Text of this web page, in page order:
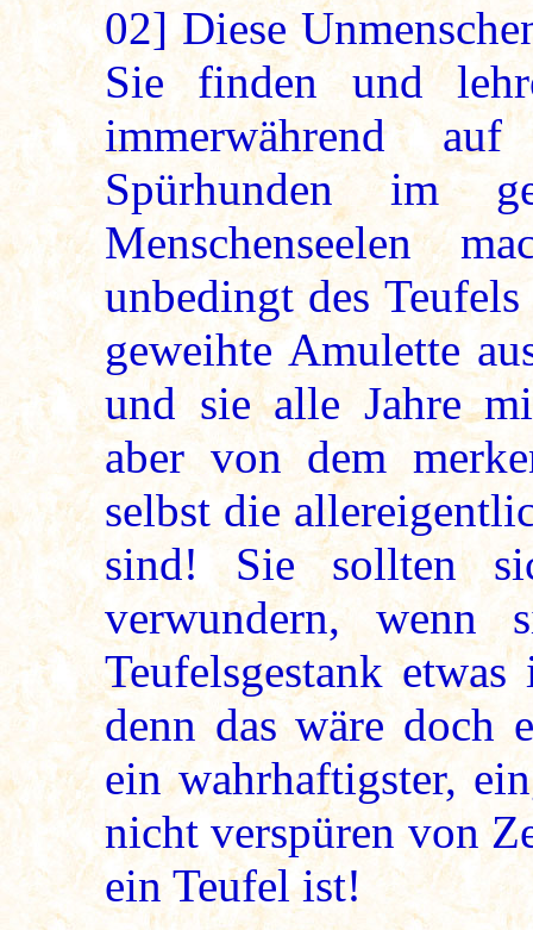
02] Diese
Sie finden und
immerwährend
Spürhunden im
Menschenseelen
unbedingt des
geweihte Amulette
und sie alle Jahre
aber von dem
selbst die
sind! Sie sollten
verwundern, wenn
Teufelsgestank
denn das wäre doch
ein wahrhaftigster,
nicht verspüren von
ein Teufel ist!